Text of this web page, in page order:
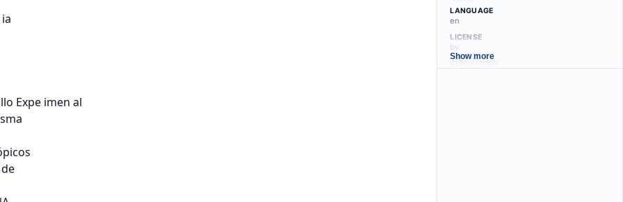
1.2.4 Fac o es de isco .................................................................................................15
1.3 Pa oxénese ..................................................................................................................16
1.4 Signos clínicos e lesións .............................................................................................17
1.5 Diagnós ico ................................................................................................................17
1.5.1 Hemog ama e Bioquímica ..................................................................................17
1.5.2 F o is sanguíneo..................................................................................................18
1.5.3 P oba de Coombs ................................................................................................18
1.5.4
LANGUAGE
en
LICENSE
by
Show more